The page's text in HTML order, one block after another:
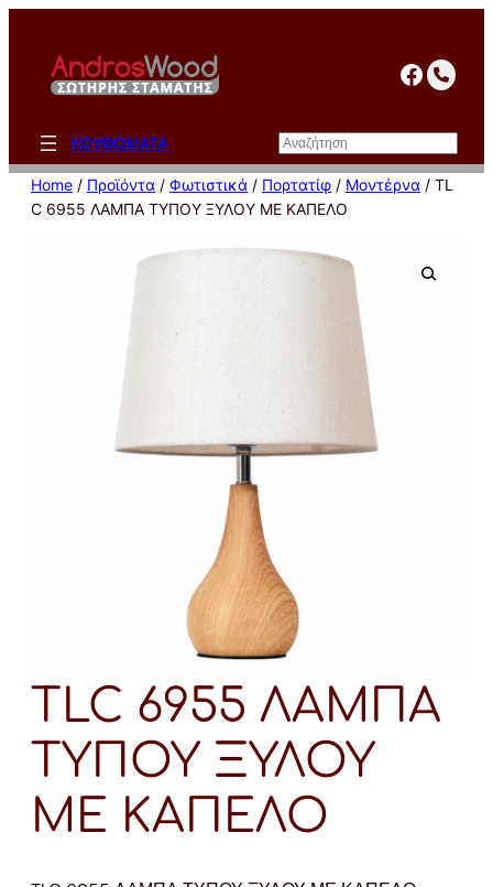
περιεχόμενο
ΚΟΥΦΩΜΑΤΑ Αναζήτηση
Home / Προϊόντα / Φωτιστικά / Πορτατίφ / Μοντέρνα / TL
C 6955 ΛΑΜΠΑ ΤΥΠΟΥ ΞΥΛΟΥ ΜΕ ΚΑΠΕΛΟ
TLC 6955 ΛΑΜΠΑ
ΤΥΠΟΥ ΞΥΛΟΥ
ΜΕ ΚΑΠΕΛΟ